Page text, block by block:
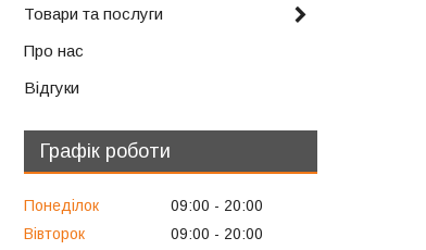
Товари та послуги
Про нас
Відгуки
Графік роботи
Понеділок 09:00
20:00
Вівторок
09:00
20:00